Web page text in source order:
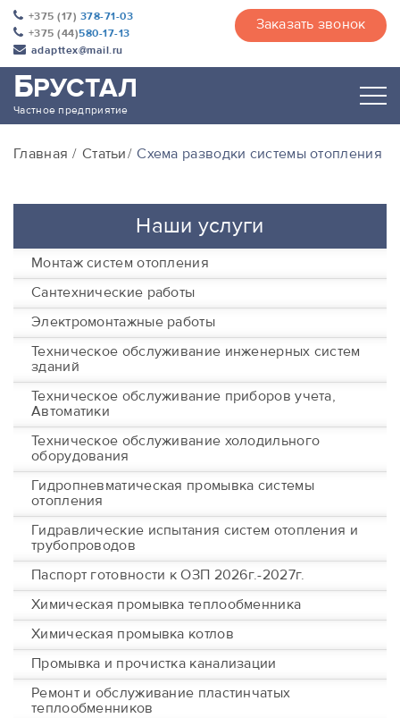
+375 (17) 378-71-03
+375 (44)580-17-13
adapttex@mail.ru
Заказать звонок
БРУСТАЛ
Частное предприятие
Главная Статьи Схема разводки системы отопления
Наши услуги
Монтаж систем отопления
Сантехнические работы
Электромонтажные работы
Техническое обслуживание инженерных систем
зданий
Техническое обслуживание приборов учета,
Автоматики
Техническое обслуживание холодильного
оборудования
Гидропневматическая промывка системы
отопления
Гидравлические испытания систем отопления и
трубопроводов
Паспорт готовности к ОЗП 2026г.-2027г.
Химическая промывка теплообменника
Химическая промывка котлов
Промывка и прочистка канализации
Ремонт и обслуживание пластинчатых
теплообменников